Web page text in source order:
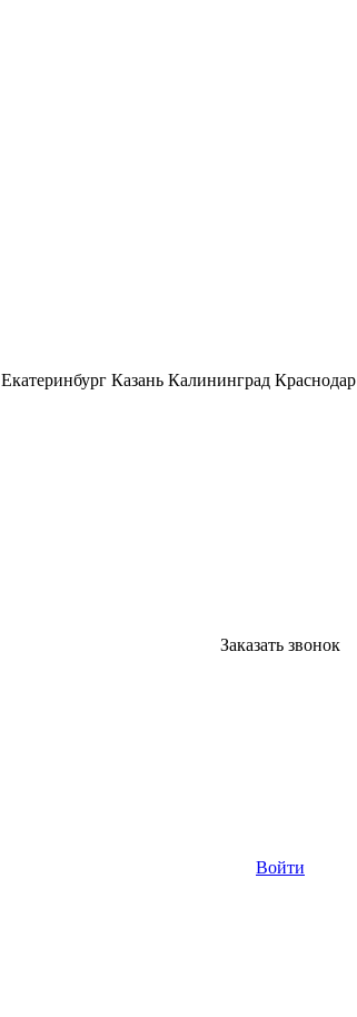
Екатеринбург Казань Калининград Краснодар
Заказать звонок
Войти